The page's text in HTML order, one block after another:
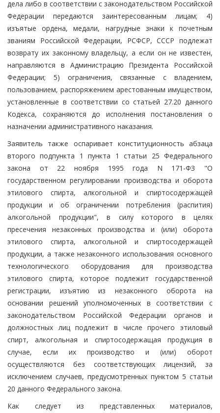
дела либо в соответствии с законодательством Российской
Федерации передаются заинтересованным лицам; 4)
изъятые ордена, медали, нагрудные знаки к почетным
званиям Российской Федерации, РСФСР, СССР подлежат
возврату их законному владельцу, а если он не известен,
направляются в Администрацию Президента Российской
Федерации; 5) ограничения, связанные с владением,
пользованием, распоряжением арестованным имуществом,
установленные в соответствии со статьей 27.20 данного
Кодекса, сохраняются до исполнения постановления о
назначении административного наказания.
Заявитель также оспаривает конституционность абзаца
второго подпункта 1 пункта 1 статьи 25 Федерального
закона от 22 ноября 1995 года N 171-ФЗ "О
государственном регулировании производства и оборота
этилового спирта, алкогольной и спиртосодержащей
продукции и об ограничении потребления (распития)
алкогольной продукции", в силу которого в целях
пресечения незаконных производства и (или) оборота
этилового спирта, алкогольной и спиртосодержащей
продукции, а также незаконного использования основного
технологического оборудования для производства
этилового спирта, которое подлежит государственной
регистрации, изъятию из незаконного оборота на
основании решений уполномоченных в соответствии с
законодательством Российской Федерации органов и
должностных лиц подлежит в числе прочего этиловый
спирт, алкогольная и спиртосодержащая продукция в
случае, если их производство и (или) оборот
осуществляются без соответствующих лицензий, за
исключением случаев, предусмотренных пунктом 5 статьи
20 данного Федерального закона.
Как следует из представленных материалов,